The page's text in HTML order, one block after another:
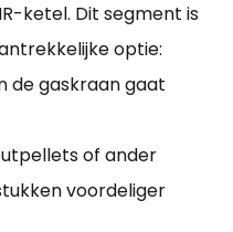
ketel. Dit segment is
optie:
de gaskraan gaat
of ander
voordeliger